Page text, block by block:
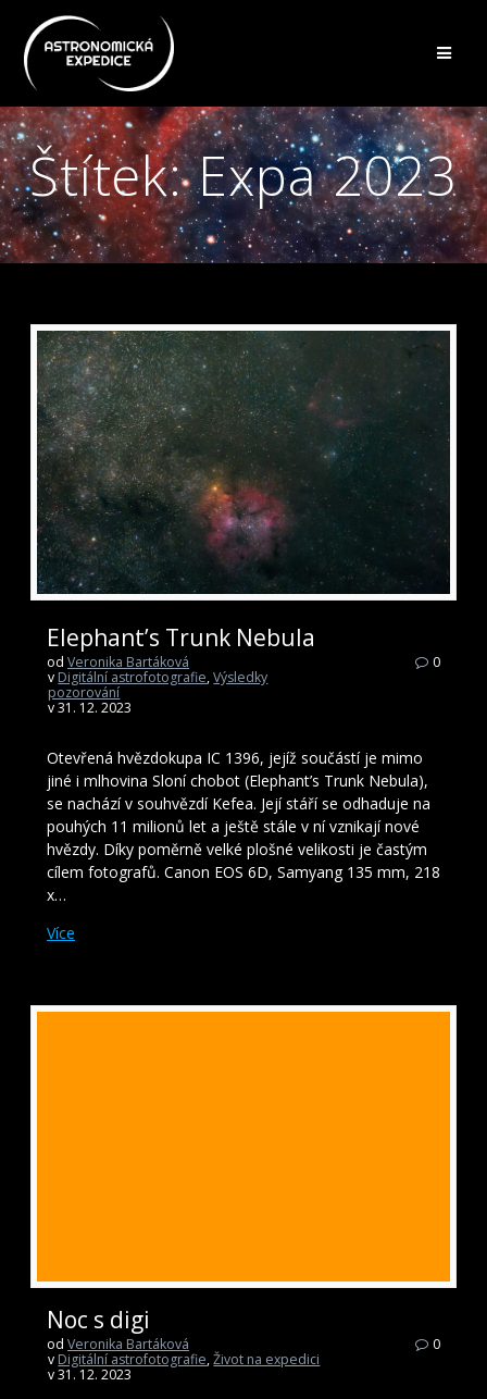
Štítek:Expa 2023
Elephant’s Trunk Nebula
od Veronika Bartáková
v Digitální astrofotografie,Výsledky
pozorování
v 31. 12. 2023
0
Otevřená hvězdokupa IC 1396, jejíž součástí je mimo
jiné i mlhovina Sloní chobot (Elephant’s Trunk Nebula),
se nachází v souhvězdí Kefea. Její stáří se odhaduje na
pouhých 11 milionů let a ještě stále v ní vznikají nové
hvězdy. Díky poměrně velké plošné velikosti je častým
cílem fotografů. Canon EOS 6D, Samyang 135 mm, 218
x…
Více
Noc s digi
od Veronika Bartáková
v Digitální astrofotografie,Život na expedici
v 31. 12. 2023
0